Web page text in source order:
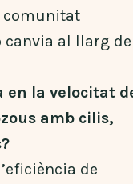
comunitat
al llarg de
en la velocitat
amb cilis,
de